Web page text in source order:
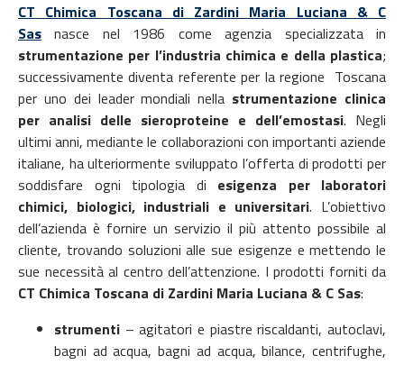
CT Chimica Toscana di Zardini Maria Luciana & C
Sas
nasce nel 1986 come agenzia specializzata in
strumentazione per l’industria chimica e della plastica;
successivamente diventa referente per la regione Toscana
per uno dei leader mondiali nella strumentazione clinica
per analisi delle sieroproteine e dell’emostasi. Negli
ultimi anni, mediante le collaborazioni con importanti aziende
italiane, ha ulteriormente sviluppato l’offerta di prodotti per
soddisfare ogni tipologia di esigenza per laboratori
chimici, biologici, industriali e universitari. L’obiettivo
dell’azienda è fornire un servizio il più attento possibile al
cliente, trovando soluzioni alle sue esigenze e mettendo le
sue necessità al centro dell’attenzione. I prodotti forniti da
CT Chimica Toscana di Zardini Maria Luciana & C Sas:
strumenti – agitatori e piastre riscaldanti, autoclavi,
bagni ad acqua, bagni ad acqua, bilance, centrifughe,